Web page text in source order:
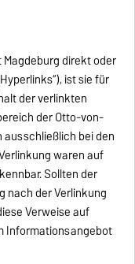
direkt oder
ist sie für
der verlinkten
der Otto-von-
bei den
waren auf
Sollten der
nach der Verlinkung
Verweise auf
Informationsangebot